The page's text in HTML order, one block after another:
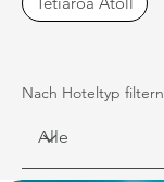
Nach Hoteltyp filtern